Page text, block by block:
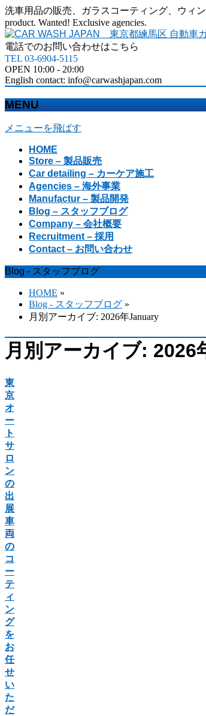
洗車用品の販売、ガラスコーティング、ウィン
product. Wanted! Exclusive agencies.
電話でのお問い合わせはこちら
TEL 03-6904-5115
OPEN 10:00 - 20:00
English contact: info@carwashjapan.com
MENU
メニューを飛ばす
HOME
Store – 製品販売
Car detailing – カーケア施工
Agencies – 海外事業
Manufactur – 製品開発
Blog – スタッフブログ
Company – 会社概要
Recruitment – 採用
Contact – お問い合わせ
Blog - スタッフブログ
HOME »
Blog - スタッフブログ »
月別アーカイブ: 2026年January
月別アーカイブ: 2026
東
京
オ
ー
ト
サ
ロ
ン
の
出
展
車
両
の
コ
ー
テ
ィ
ン
グ
を
お
任
せ
い
た
だ